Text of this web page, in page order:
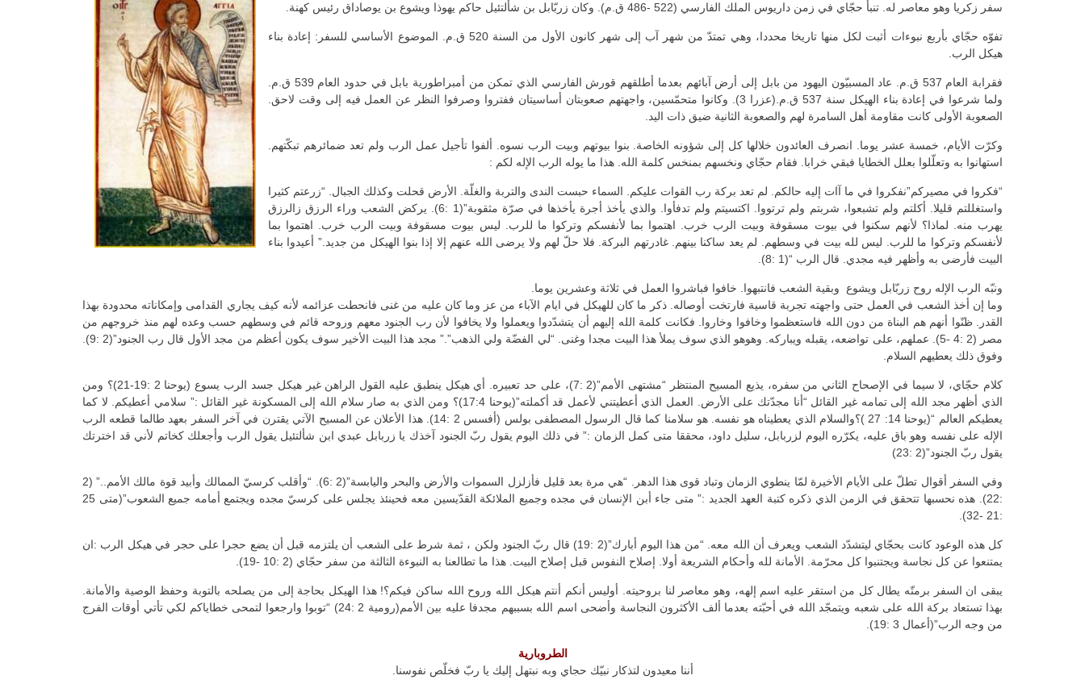
سفر زكريا وهو معاصر له. تنبأ حجّاي في زمن داريوس الملك الفارسي (522 -486 ق.م). وكان زربّابل بن شألتئيل حاكم يهوذا ويشوع بن يوصاداق رئيس كهنة.
تفوّه حجّاي بأربع نبوءات أثبت لكل منها تاريخا محددا، وهي تمتدّ من شهر آب إلى شهر كانون الأول من السنة 520 ق.م. الموضوع الأساسي للسفر: إعادة بناء
هيكل الرب.
فقرابة العام 537 ق.م. عاد المسبيّون اليهود من بابل إلى أرض آبائهم بعدما أطلقهم قورش الفارسي الذي تمكن من أمبراطورية بابل في حدود العام 539 ق.م.
ولما شرعوا في إعادة بناء الهيكل سنة 537 ق.م.(عزرا 3). وكانوا متحمّسين، واجهتهم صعوبتان أساسيتان ففتروا وصرفوا النظر عن العمل فيه إلى وقت لاحق.
الصعوبة الأولى كانت مقاومة أهل السامرة لهم والصعوبة الثانية ضيق ذات اليد.
وكرّت الأيام، خمسة عشر يوما. انصرف العائدون خلالها كل إلى شؤونه الخاصة. بنوا بيوتهم وبيت الرب نسوه. ألفوا تأجيل عمل الرب ولم تعد ضمائرهم تبكّتهم.
استهانوا به وتعلّلوا بعلل الخطايا فبقي خرابا. فقام حجّاي ونخسهم بمنخس كلمة الله. هذا ما يوله الرب الإله لكم :
“فكروا في مصيركم”نفكروا في ما آات إليه حالكم. لم تعد بركة رب القوات عليكم. السماء حبست الندى والتربة والغلّة. الأرض قحلت وكذلك الجبال. “زرعتم كثيرا
واستغللتم قليلا. أكلتم ولم تشبعوا، شربتم ولم ترتووا. اكتسيتم ولم تدفأوا. والذي يأخذ أجرة يأخذها في صرّة مثقوبة”(1 :6). يركض الشعب وراء الرزق زالرزق
يهرب منه. لماذا؟ لأنهم سكنوا في بيوت مسقوفة وبيت الرب خرب. اهتموا بما لأنفسكم وتركوا ما للرب. ليس بيوت مسقوفة وبيت الرب خرب. اهتموا بما
لأنفسكم وتركوا ما للرب. ليس لله بيت في وسطهم. لم يعد ساكنا بينهم. غادرتهم البركة. فلا حلّ لهم ولا يرضى الله عنهم إلا إذا بنوا الهيكل من جديد.” أعيدوا بناء
البيت فأرضى به وأظهر فيه مجدي. قال الرب “(1 :8).
ونبّه الرب الإله روح زربّابل ويشوع وبقية الشعب فانتبهوا. خافوا فباشروا العمل في ثلاثة وعشرين يوما.
وما إن أخذ الشعب في العمل حتى واجهته تجربة قاسية فارتخت أوصاله. ذكر ما كان للهيكل في ايام الآباء من عز وما كان عليه من غنى فانحطت عزائمه لأنه كيف يجاري القدامى وإمكاناته محدودة بهذا
القدر. ظنّوا أنهم هم البناة من دون الله فاستعظموا وخافوا وخاروا. فكانت كلمة الله إليهم أن يتشدّدوا ويعملوا ولا يخافوا لأن رب الجنود معهم وروحه قائم في وسطهم حسب وعده لهم منذ خروجهم من
مصر (2 :4 -5). عملهم، على تواضعه، يقبله ويباركه. وهوهو الذي سوف يملأ هذا البيت مجدا وغنى. “لي الفضّة ولي الذهب”.” مجد هذا البيت الأخير سوف يكون أعظم من مجد الأول قال رب الجنود”(2 :9).
وفوق ذلك يعطيهم السلام.
كلام حجّاي، لا سيما في الإصحاح الثاني من سفره، يذيع المسيح المنتظر “مشتهى الأمم”(2 :7)، على حد تعبيره. أي هيكل ينطبق عليه القول الراهن غير هيكل جسد الرب يسوع (يوحنا 2 :19-21)؟ ومن
الذي أظهر مجد الله إلى تمامه غير القائل “أنا مجدّتك على الأرض. العمل الذي أعطيتني لأعمل قد أكملته”(يوحنا 17:4)؟ ومن الذي به صار سلام الله إلى المسكونة غير القائل :” سلامي أعطيكم. لا كما
يعطيكم العالم “(يوحنا 14: 27 )؟والسلام الذي يعطيناه هو نفسه. هو سلامنا كما قال الرسول المصطفى بولس (أفسس 2 :14). هذا الأعلان عن المسيح الآتي يقترن في آخر السفر بعهد طالما قطعه الرب
الإله على نفسه وهو باق عليه، يكرّره اليوم لزربابل، سليل داود، محققا متى كمل الزمان :” في ذلك اليوم يقول ربّ الجنود آخذك يا زربابل عبدي ابن شألتئيل يقول الرب وأجعلك كخاتم لأني قد اخترتك
يقول ربّ الجنود”(2 :23)
وفي السفر أقوال تطلّ على الأيام الأخيرة لمّا ينطوي الزمان وتباد قوى هذا الدهر. “هي مرة بعد قليل فأزلزل السموات والأرض والبحر واليابسة”(2 :6). “وأقلب كرسيّ الممالك وأبيد قوة مالك الأمم..” (2
:22). هذه نحسبها تتحقق في الزمن الذي ذكره كتبة العهد الجديد :” متى جاء أبن الإنسان في مجده وجميع الملائكة القدّيسين معه فحينئذ يجلس على كرسيّ مجده ويجتمع أمامه جميع الشعوب”(متى 25
:21 -32).
كل هذه الوعود كانت بحجّاي ليتشدّد الشعب ويعرف أن الله معه. “من هذا اليوم أبارك”(2 :19) قال ربّ الجنود ولكن ، ثمة شرط على الشعب أن يلتزمه قبل أن يضع حجرا على حجر في هيكل الرب :ان
يمتنعوا عن كل نجاسة ويجتنبوا كل محرّمة. الأمانة لله وأحكام الشريعة أولا. إصلاح النفوس قبل إصلاح البيت. هذا ما تطالعنا به النبوءة الثالثة من سفر حجّاي (2 :10 -19).
يبقى ان السفر برمتّه يطال كل من استقر عليه اسم إلهه، وهو معاصر لنا بروحيته. أوليس أنكم أنتم هيكل الله وروح الله ساكن فيكم؟! هذا الهيكل بحاجة إلى من يصلحه بالتوبة وحفظ الوصية والأمانة.
بهذا تستعاد بركة الله على شعبه ويتمجّد الله في أحبّته بعدما ألف الأكثرون النجاسة وأضحى اسم الله بسببهم مجدفا عليه بين الأمم(رومية 2 :24) “توبوا وارجعوا لتمحى خطاياكم لكي تأتي أوقات الفرج
من وجه الرب”(أعمال 3 :19).
الطروبارية
أننا معيدون لتذكار نبيّك حجاي وبه نبتهل إليك يا ربّ فخلّص نفوسنا.